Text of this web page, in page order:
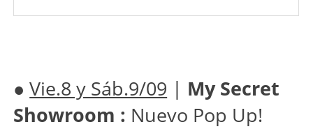
●Vie.8 y Sáb.9/09 | My Secret
Showroom : Nuevo Pop Up!